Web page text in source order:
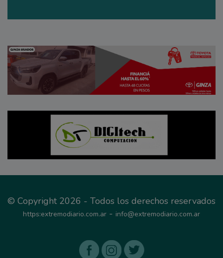
© Copyright 2026 - Todos los derechos reservados
https:extremodiario.com.ar - info@extremodiario.com.ar